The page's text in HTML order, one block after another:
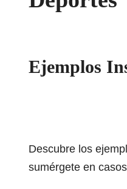
Ejemplos
Descubre los
sumérgete en